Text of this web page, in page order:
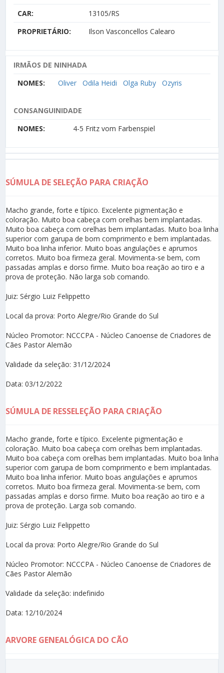
CAR:
13105/RS
PROPRIETÁRIO:
Ilson Vasconcellos Calearo
IRMÃOS DE NINHADA
NOMES:
Oliver Odila Heidi Olga Ruby Ozyris
CONSANGUINIDADE
NOMES:
4-5 Fritz vom Farbenspiel
SÚMULA DE SELEÇÃO PARA CRIAÇÃO
Macho grande, forte e típico. Excelente pigmentação e
coloração. Muito boa cabeça com orelhas bem implantadas.
Muito boa cabeça com orelhas bem implantadas. Muito boa linha
superior com garupa de bom comprimento e bem implantadas.
Muito boa linha inferior. Muito boas angulações e aprumos
corretos. Muito boa firmeza geral. Movimenta-se bem, com
passadas amplas e dorso firme. Muito boa reação ao tiro e a
prova de proteção. Não larga sob comando.
Juiz: Sérgio Luiz Felippetto
Local da prova: Porto Alegre/Rio Grande do Sul
Núcleo Promotor: NCCCPA - Núcleo Canoense de Criadores de
Cães Pastor Alemão
Validade da seleção: 31/12/2024
Data: 03/12/2022
SÚMULA DE RESSELEÇÃO PARA CRIAÇÃO
Macho grande, forte e típico. Excelente pigmentação e
coloração. Muito boa cabeça com orelhas bem implantadas.
Muito boa cabeça com orelhas bem implantadas. Muito boa linha
superior com garupa de bom comprimento e bem implantadas.
Muito boa linha inferior. Muito boas angulações e aprumos
corretos. Muito boa firmeza geral. Movimenta-se bem, com
passadas amplas e dorso firme. Muito boa reação ao tiro e a
prova de proteção. Larga sob comando.
Juiz: Sérgio Luiz Felippetto
Local da prova: Porto Alegre/Rio Grande do Sul
Núcleo Promotor: NCCCPA - Núcleo Canoense de Criadores de
Cães Pastor Alemão
Validade da seleção: indefinido
Data: 12/10/2024
ARVORE GENEALÓGICA DO CÃO